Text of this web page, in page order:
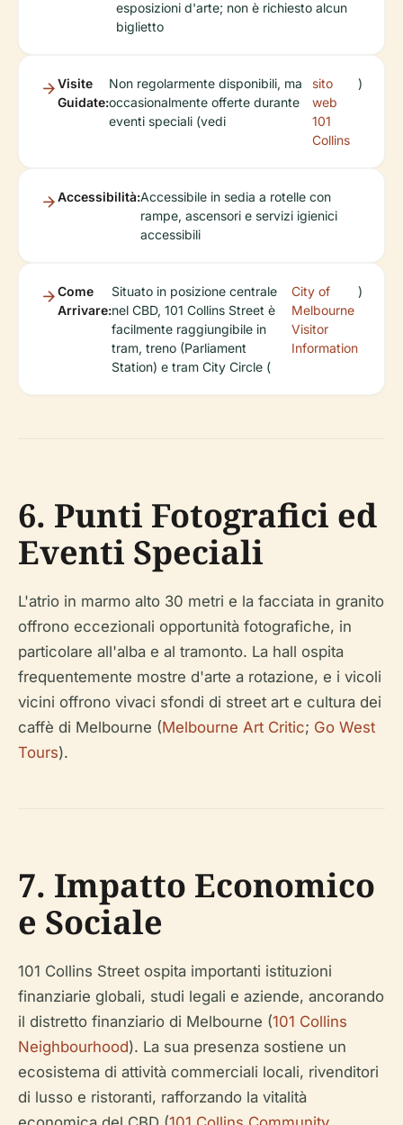
esposizioni d'arte; non è richiesto alcun
biglietto
Visite
Guidate:
Non regolarmente disponibili, ma
occasionalmente offerte durante
eventi speciali (vedi
sito
web
101
Collins
)
Accessibilità:Accessibile in sedia a rotelle con
rampe, ascensori e servizi igienici
accessibili
Come
Arrivare:
Situato in posizione centrale
nel CBD, 101 Collins Street è
facilmente raggiungibile in
tram, treno (Parliament
Station) e tram City Circle (
City of
Melbourne
Visitor
Information
)
6. Punti Fotografici ed
Eventi Speciali
L'atrio in marmo alto 30 metri e la facciata in granito
offrono eccezionali opportunità fotografiche, in
particolare all'alba e al tramonto. La hall ospita
frequentemente mostre d'arte a rotazione, e i vicoli
vicini offrono vivaci sfondi di street art e cultura dei
caffè di Melbourne (Melbourne Art Critic; Go West
Tours).
7. Impatto Economico
e Sociale
101 Collins Street ospita importanti istituzioni
finanziarie globali, studi legali e aziende, ancorando
il distretto finanziario di Melbourne (101 Collins
Neighbourhood). La sua presenza sostiene un
ecosistema di attività commerciali locali, rivenditori
di lusso e ristoranti, rafforzando la vitalità